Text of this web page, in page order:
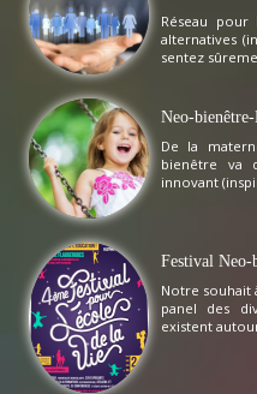
Réseau
alternatives
sentez
Neo-
De la
bienêtre va
innovant
Festival Neo-
Notre souhait
panel des
existent